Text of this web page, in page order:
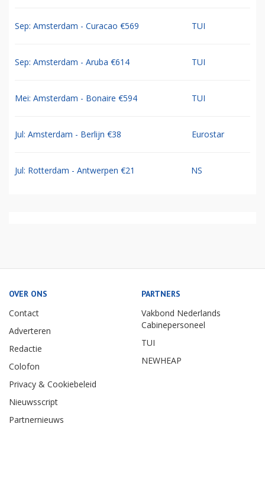
Sep: Amsterdam - Curacao €569 TUI
Sep: Amsterdam - Aruba €614 TUI
Mei: Amsterdam - Bonaire €594 TUI
Jul: Amsterdam - Berlijn €38 Eurostar
Jul: Rotterdam - Antwerpen €21 NS
OVER ONS
Contact
Adverteren
Redactie
Colofon
Privacy & Cookiebeleid
Nieuwsscript
Partnernieuws
PARTNERS
Vakbond Nederlands
Cabinepersoneel
TUI
NEWHEAP